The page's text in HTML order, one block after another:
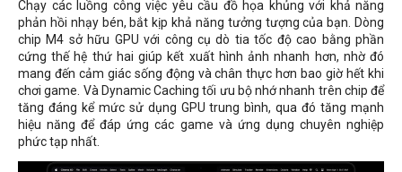
Chạy các luồng công việc yêu cầu đồ họa khủng với khả năng
phản hồi nhạy bén, bắt kịp khả năng tưởng tượng của bạn. Dòng
chip M4 sở hữu GPU với công cụ dò tia tốc độ cao bằng phần
cứng thế hệ thứ hai giúp kết xuất hình ảnh nhanh hơn, nhờ đó
mang đến cảm giác sống động và chân thực hơn bao giờ hết khi
chơi game. Và Dynamic Caching tối ưu bộ nhớ nhanh trên chip để
tăng đáng kể mức sử dụng GPU trung bình, qua đó tăng mạnh
hiệu năng để đáp ứng các game và ứng dụng chuyên nghiệp
phức tạp nhất.